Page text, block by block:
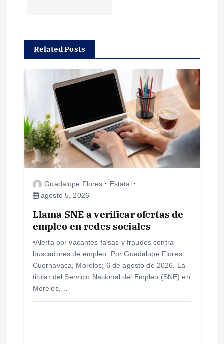
c
ó
n
d
e
Related Posts
Guadalupe Flores
Estatal
agosto 5, 2026
Llama SNE a verificar ofertas de
empleo en redes sociales
•Alerta por vacantes falsas y fraudes contra
buscadores de empleo. Por Guadalupe Flores
Cuernavaca, Morelos; 6 de agosto de 2026. La
titular del Servicio Nacional del Empleo (SNE) en
Morelos,…